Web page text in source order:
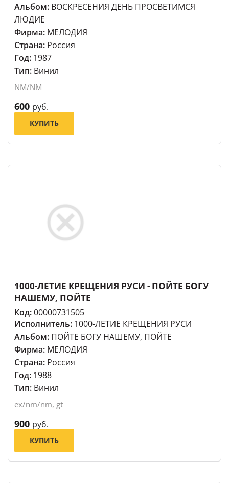
Альбом: ВОСКРЕСЕНИЯ ДЕНЬ ПРОСВЕТИМСЯ
ЛЮДИЕ
Фирма: МЕЛОДИЯ
Страна: Россия
Год: 1987
Тип: Винил
NM/NM
600 руб.
КУПИТЬ
1000-ЛЕТИЕ КРЕЩЕНИЯ РУСИ - ПОЙТЕ БОГУ
НАШЕМУ, ПОЙТЕ
Код:00000731505
Исполнитель: 1000-ЛЕТИЕ КРЕЩЕНИЯ РУСИ
Альбом: ПОЙТЕ БОГУ НАШЕМУ, ПОЙТЕ
Фирма: МЕЛОДИЯ
Страна: Россия
Год: 1988
Тип: Винил
ex/nm/nm, gt
900 руб.
КУПИТЬ